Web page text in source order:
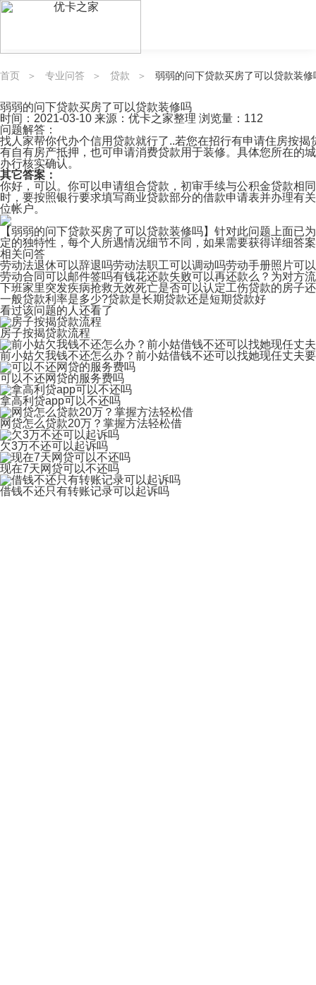
首页 专业问答 贷款 弱弱的问下贷款买房了可以贷款装修
弱弱的问下贷款买房了可以贷款装修吗
时间： 2021-03-10 来源：优卡之家整理 浏览量：112
问题解答：
找人家帮你代办个信用贷款就行了..若您在招行有申请住房按
有自有房产抵押，也可申请消费贷款用于装修。具体您所在的
办行核实确认。
其它答案：
你好，可以。你可以申请组合贷款，初审手续与公积金贷款相
时，要按照银行要求填写商业贷款部分的借款申请表并办理有
位帐户。
【弱弱的问下贷款买房了可以贷款装修吗】针对此问题上面
定的独特性，每个人所遇情况细节不同，如果需要获得详细答
相关问答
劳动法退休可以辞退吗劳动法职工可以调动吗劳动手册照片可
劳动合同可以邮件签吗有钱花还款失败可以再还款么？ 为对方
下班家里突发疾病抢救无效死亡是否可以认定工伤贷款的房子
一般贷款利率是多少?贷款是长期贷款还是短期贷款好
看过该问题的人还看了
房子按揭贷款流程
前小姑欠我钱不还怎么办？前小姑借钱不还可以找她现任丈夫
可以不还网贷的服务费吗
拿高利贷app可以不还吗
网贷怎么贷款20万？掌握方法轻松借
欠3万不还可以起诉吗
现在7天网贷可以不还吗
借钱不还只有转账记录可以起诉吗